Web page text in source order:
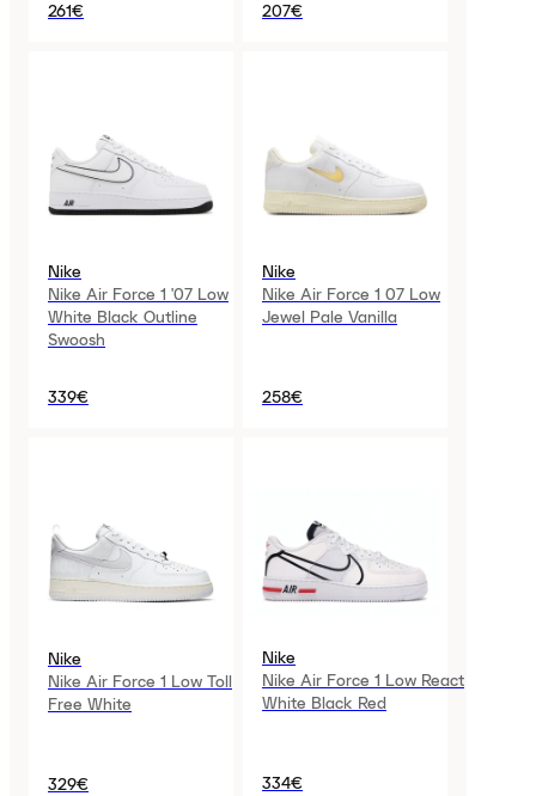
261€ 207€
Nike
Nike Air Force 1 '07 Low
White Black Outline
Swoosh
339€
Nike
Nike Air Force 1 07 Low
Jewel Pale Vanilla
258€
Nike
Nike Air Force 1 Low Toll
Free White
329€
Nike
Nike Air Force 1 Low React
White Black Red
334€